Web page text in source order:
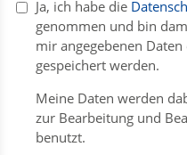
Ja, ich habe die
genommen und bin
mir angegebenen
gespeichert werden.
Meine Daten werden
zur Bearbeitung und
benutzt.